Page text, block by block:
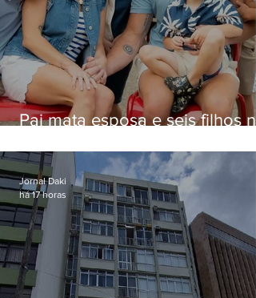
Pai mata esposa e seis filhos
Jornal Daki
há 17 horas